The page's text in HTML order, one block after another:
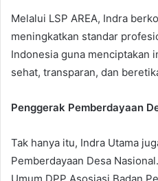
Melalui LSP AREA, Indra
meningkatkan standar
Indonesia guna menciptakan
sehat, transparan, dan
Penggerak Pemberdayaan
Tak hanya itu, Indra Utama
Pemberdayaan Desa